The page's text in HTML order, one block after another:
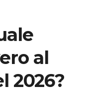
al
2026?